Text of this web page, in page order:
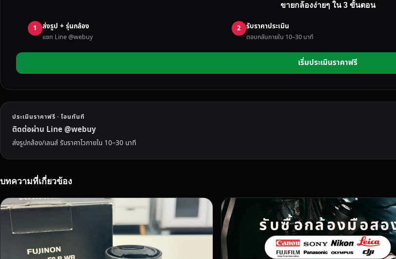
A
N
O
ใ
ค
า
สู
ก
า
ขายกล้องง่ายๆ ใน 3 ขั้นตอน
1 ส่งรูป + รุ่นกล้อง
แชท Line @webuy
2 รับราคาประเมิน
ตอบกลับภายใน 10–30 นาที
เริ่มประเมินราคาฟรี
ประเมินราคาฟรี · โอนทันที
ติดต่อผ่าน Line @webuy
ส่งรูปกล้อง/เลนส์ รับราคาไวภายใน 10–30 นาที
บทความที่เกี่ยวข้อง